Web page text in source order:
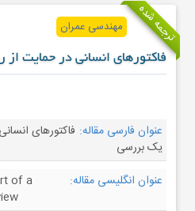
ترجمه شده مهندسی عمران
فاکتورهای انسانی در حمایت از
عنوان فارسی مقاله: فاکتورهای
یک بررسی
عنوان انگلیسی مقاله:
of a